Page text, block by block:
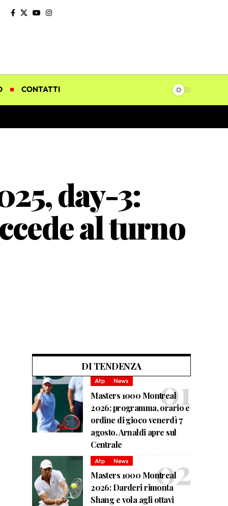
CONTATTI
day-3:
al turno
DI TENDENZA
Atp News
Masters 1000 Montreal
2026: programma, orario e
ordine di gioco venerdì 7
agosto. Arnaldi apre sul
Centrale
Atp News
Masters 1000 Montreal
2026: Darderi rimonta
Shang e vola agli ottavi